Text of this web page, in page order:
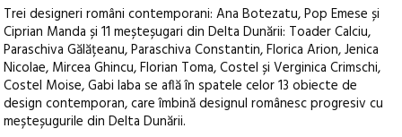
Trei designeri români contemporani: Ana Botezatu, Pop Emese și
Ciprian Manda și 11 meșteșugari din Delta Dunării: Toader Calciu,
Paraschiva Gălățeanu, Paraschiva Constantin, Florica Arion, Jenica
Nicolae, Mircea Ghincu, Florian Toma, Costel și Verginica Crimschi,
Costel Moise, Gabi Iaba se află în spatele celor 13 obiecte de
design contemporan, care îmbină designul românesc progresiv cu
meșteșugurile din Delta Dunării.